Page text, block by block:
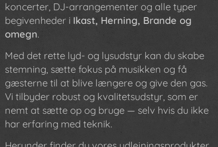
koncerter, DJ-arrangementer og alle typer
begivenheder i Ikast, Herning, Brande og
omegn.
Med det rette lyd- og lysudstyr kan du skabe
stemning, sætte fokus på musikken og få
gæsterne til at blive længere og give den gas.
Vi tilbyder robust og kvalitetsudstyr, som er
nemt at sætte op og bruge — selv hvis du ikke
har erfaring med teknik.